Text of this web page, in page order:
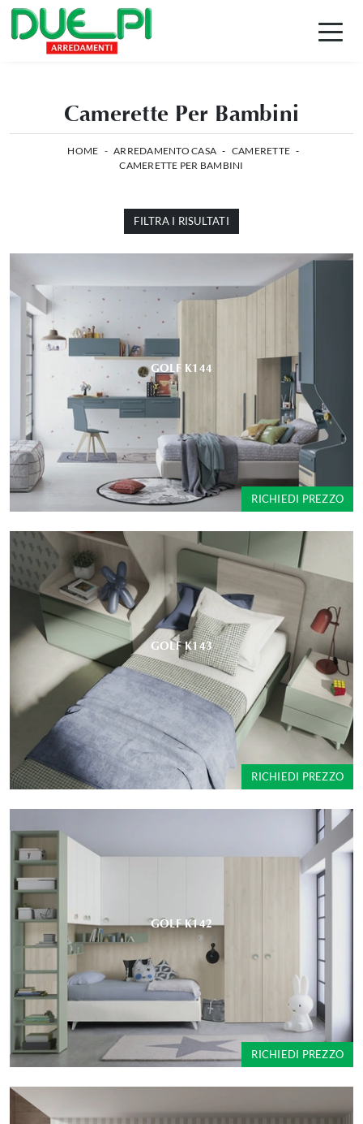
Camerette Per Bambini
HOME - ARREDAMENTO CASA - CAMERETTE -
CAMERETTE PER BAMBINI
FILTRA I RISULTATI
GOLF K144
RICHIEDI PREZZO
GOLF K143
RICHIEDI PREZZO
GOLF K142
RICHIEDI PREZZO